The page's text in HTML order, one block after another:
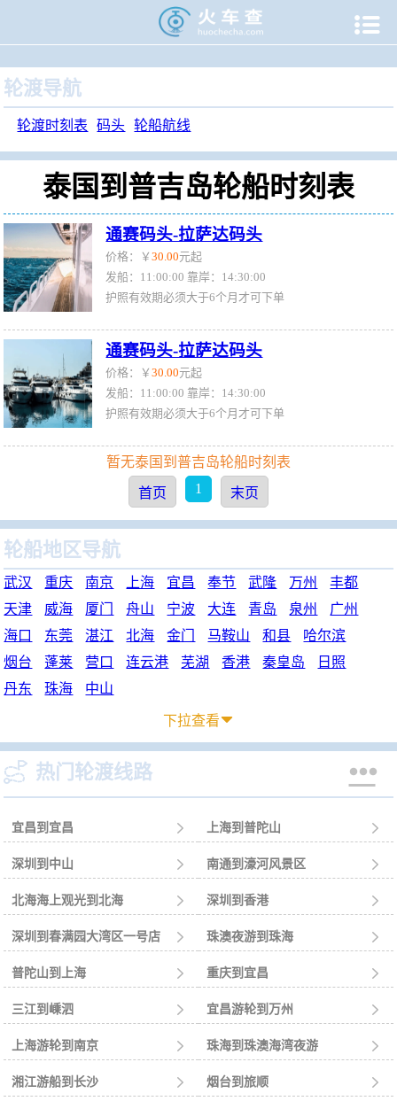

轮渡导航
轮渡时刻表 码头 轮船航线
泰国到普吉岛轮船时刻表
通赛码头-拉萨达码头
价格：￥30.00元起
发船：11:00:00 靠岸：14:30:00
护照有效期必须大于6个月才可下单
通赛码头-拉萨达码头
价格：￥30.00元起
发船：11:00:00 靠岸：14:30:00
护照有效期必须大于6个月才可下单
暂无泰国到普吉岛轮船时刻表
首页 1 末页
轮船地区导航
武汉 重庆 南京 上海 宜昌 奉节 武隆 万州
丰都
天津
威海 厦门 舟山 宁波 大连 青岛 泉州
广州
海口
东莞 湛江 北海 金门 马鞍山 和县
哈尔滨
烟台
蓬莱 营口 连云港 芜湖 香港 秦皇岛
日照
丹东
珠海 中山
下拉查看
 热门轮渡线路 
宜昌到宜昌  上海到普陀山 
深圳到中山  南通到濠河风景区 
北海海上观光到北海  深圳到香港 
深圳到春满园大湾区一号店  珠澳夜游到珠海 
普陀山到上海  重庆到宜昌 
三江到嵊泗  宜昌游轮到万州 
上海游轮到南京  珠海到珠澳海湾夜游 
湘江游船到长沙  烟台到旅顺 